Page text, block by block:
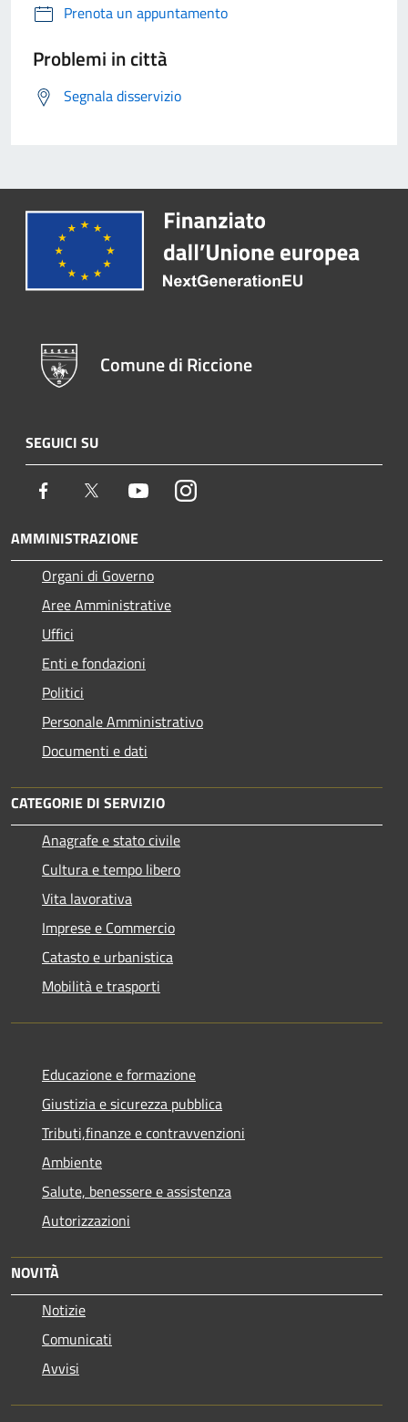
Prenota un appuntamento
Problemi in città
Segnala disservizio
Comune di Riccione
SEGUICI SU
Facebook Twitter YoutubeInstagram
AMMINISTRAZIONE
Organi di Governo
Aree Amministrative
Uffici
Enti e fondazioni
Politici
Personale Amministrativo
Documenti e dati
CATEGORIE DI SERVIZIO
Anagrafe e stato civile
Cultura e tempo libero
Vita lavorativa
Imprese e Commercio
Catasto e urbanistica
Mobilità e trasporti
Educazione e formazione
Giustizia e sicurezza pubblica
Tributi,finanze e contravvenzioni
Ambiente
Salute, benessere e assistenza
Autorizzazioni
NOVITÀ
Notizie
Comunicati
Avvisi